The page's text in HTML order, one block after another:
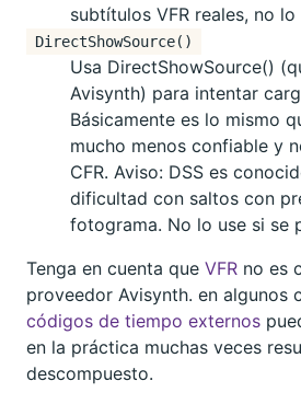
subtítulos VFR reales, no lo
DirectShowSource()
Usa DirectShowSource()
Avisynth) para intentar
Básicamente es lo mismo
mucho menos confiable y
CFR. Aviso: DSS es
dificultad con saltos con
fotograma. No lo use si se
Tenga en cuenta que VFR no es
proveedor Avisynth. en algunos
códigos de tiempo externos
en la práctica muchas veces
descompuesto.